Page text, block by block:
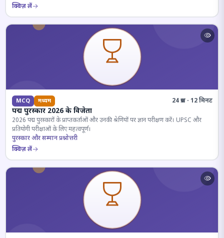
क्विज़ लें
MCQ मध्यम 24 प्रश्न · 12 मिनट
पद्म पुरस्कार 2026 के विजेता
2026 पद्म पुरस्कारों के प्राप्तकर्ताओं और उनकी श्रेणियों पर ज्ञान परीक्षण करें। UPSC और
प्रतियोगी परीक्षाओं के लिए महत्वपूर्ण।
पुरस्कार और सम्मान प्रश्नोत्तरी
क्विज़ लें